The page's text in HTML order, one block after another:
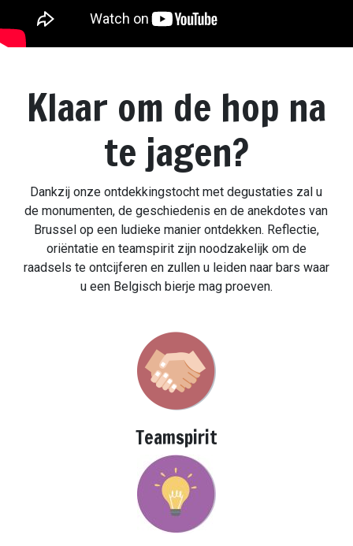
Klaar om de hop na
te jagen?
Dankzij onze ontdekkingstocht met degustaties zal u
de monumenten, de geschiedenis en de anekdotes van
Brussel op een ludieke manier ontdekken. Reflectie,
oriëntatie en teamspirit zijn noodzakelijk om de
raadsels te ontcijferen en zullen u leiden naar bars waar
u een Belgisch bierje mag proeven.
Teamspirit